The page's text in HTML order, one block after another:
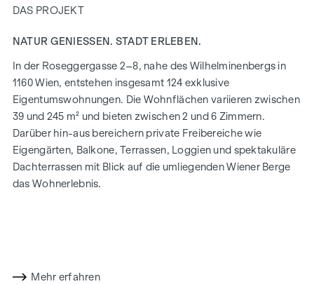
DAS PROJEKT
NATUR GENIESSEN. STADT ERLEBEN.
In der Roseggergasse 2–8, nahe des Wilhelminenbergs in
1160 Wien, entstehen insgesamt 124 exklusive
Eigentumswohnungen. Die Wohnflächen variieren zwischen
39 und 245 m² und bieten zwischen 2 und 6 Zimmern.
Darüber hin-aus bereichern private Freibereiche wie
Eigengärten, Balkone, Terrassen, Loggien und spektakuläre
Dachterrassen mit Blick auf die umliegenden Wiener Berge
das Wohnerlebnis.
Die Immobilie bietet nicht nur niedrigere Energiekosten
Mehr erfahren